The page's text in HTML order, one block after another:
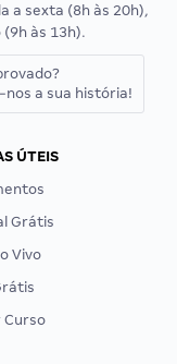
a sexta (8h às 20h),
(9h às 13h).
nos a sua história!
ÚTEIS
Grátis
Vivo
Curso